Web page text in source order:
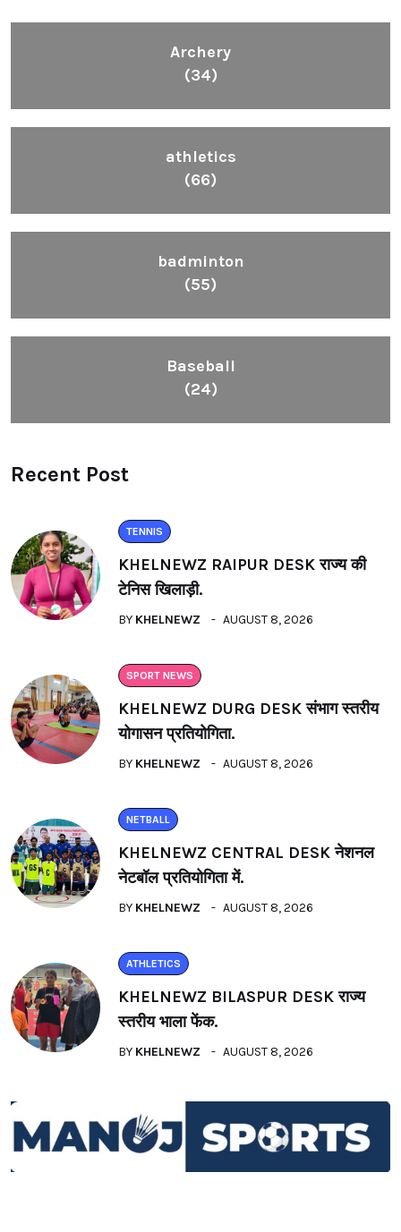
Archery
(34)
athletics
(66)
badminton
(55)
Baseball
(24)
Recent Post
TENNIS
KHELNEWZ RAIPUR DESK राज्य की
टेनिस खिलाड़ी.
BY KHELNEWZ AUGUST 8, 2026
SPORT NEWS
KHELNEWZ DURG DESK संभाग स्तरीय
योगासन प्रतियोगिता.
BY KHELNEWZ AUGUST 8, 2026
NETBALL
KHELNEWZ CENTRAL DESK नेशनल
नेटबॉल प्रतियोगिता में.
BY KHELNEWZ AUGUST 8, 2026
ATHLETICS
KHELNEWZ BILASPUR DESK राज्य
स्तरीय भाला फेंक.
BY KHELNEWZ AUGUST 8, 2026